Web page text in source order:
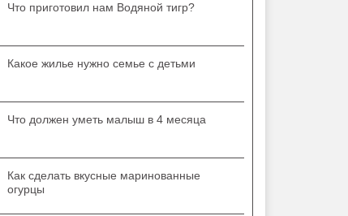
Что приготовил нам Водяной тигр?
Какое жилье нужно семье с детьми
Что должен уметь малыш в 4 месяца
Как сделать вкусные маринованные
огурцы